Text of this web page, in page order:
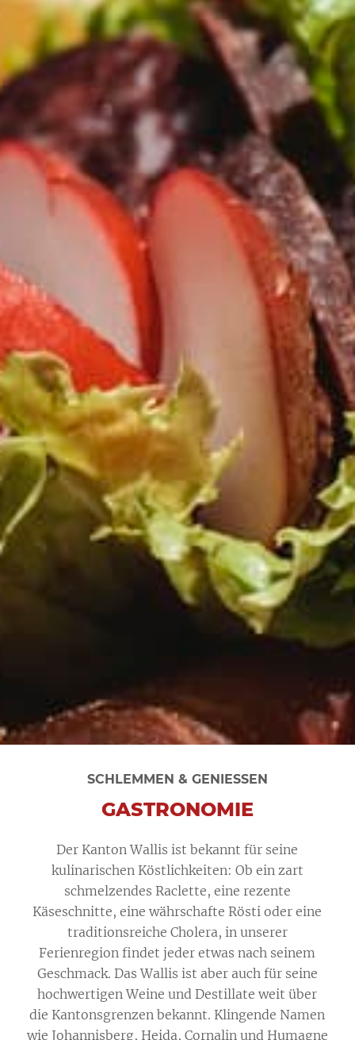
SCHLEMMEN & GENIESSEN
GASTRONOMIE
Der Kanton Wallis ist bekannt für seine
kulinarischen Köstlichkeiten: Ob ein zart
schmelzendes Raclette, eine rezente
Käseschnitte, eine währschafte Rösti oder eine
traditionsreiche Cholera, in unserer
Ferienregion findet jeder etwas nach seinem
Geschmack. Das Wallis ist aber auch für seine
hochwertigen Weine und Destillate weit über
die Kantonsgrenzen bekannt. Klingende Namen
wie Johannisberg, Heida, Cornalin und Humagne